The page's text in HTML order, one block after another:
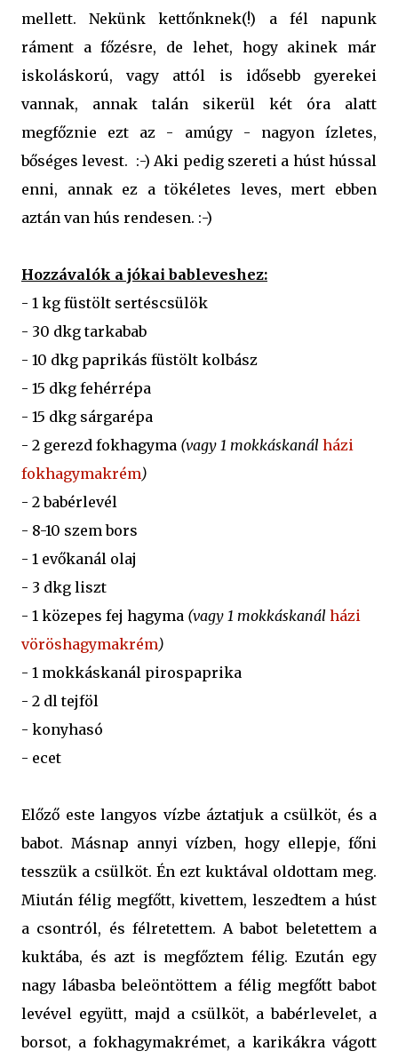
mellett. Nekünk kettőnknek(!) a fél napunk
ráment a főzésre, de lehet, hogy akinek már
iskoláskorú, vagy attól is idősebb gyerekei
vannak, annak talán sikerül két óra alatt
megfőznie ezt az - amúgy - nagyon ízletes,
bőséges levest. :-) Aki pedig szereti a húst hússal
enni, annak ez a tökéletes leves, mert ebben
aztán van hús rendesen. :-)
Hozzávalók a jókai bableveshez:
- 1 kg füstölt sertéscsülök
- 30 dkg tarkabab
- 10 dkg paprikás füstölt kolbász
- 15 dkg fehérrépa
- 15 dkg sárgarépa
- 2 gerezd fokhagyma (vagy 1 mokkáskanál házi
fokhagymakrém)
- 2 babérlevél
- 8-10 szem bors
- 1 evőkanál olaj
- 3 dkg liszt
- 1 közepes fej hagyma (vagy 1 mokkáskanál házi
vöröshagymakrém)
- 1 mokkáskanál pirospaprika
- 2 dl tejföl
- konyhasó
- ecet
Előző este langyos vízbe áztatjuk a csülköt, és a
babot. Másnap annyi vízben, hogy ellepje, főni
tesszük a csülköt. Én ezt kuktával oldottam meg.
Miután félig megfőtt, kivettem, leszedtem a húst
a csontról, és félretettem. A babot beletettem a
kuktába, és azt is megfőztem félig. Ezután egy
nagy lábasba beleöntöttem a félig megfőtt babot
levével együtt, majd a csülköt, a babérlevelet, a
borsot, a fokhagymakrémet, a karikákra vágott